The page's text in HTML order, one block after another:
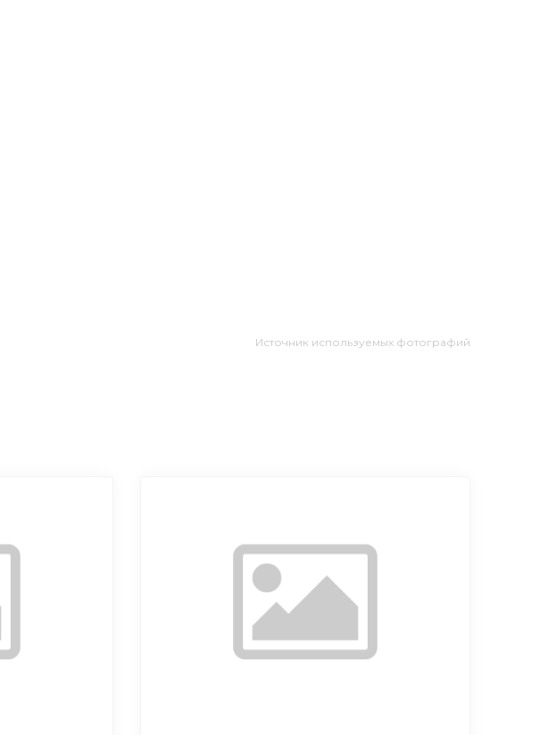
Источник используемых фотографий